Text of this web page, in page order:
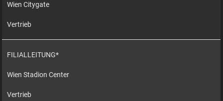
Wien Citygate
Vertrieb
FILIALLEITUNG*
Wien Stadion Center
Vertrieb